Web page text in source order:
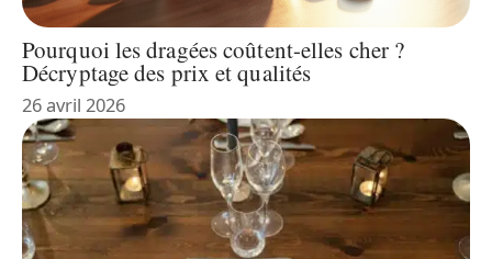
Pourquoi les dragées coûtent-elles cher ?
Décryptage des prix et qualités
26 avril 2026